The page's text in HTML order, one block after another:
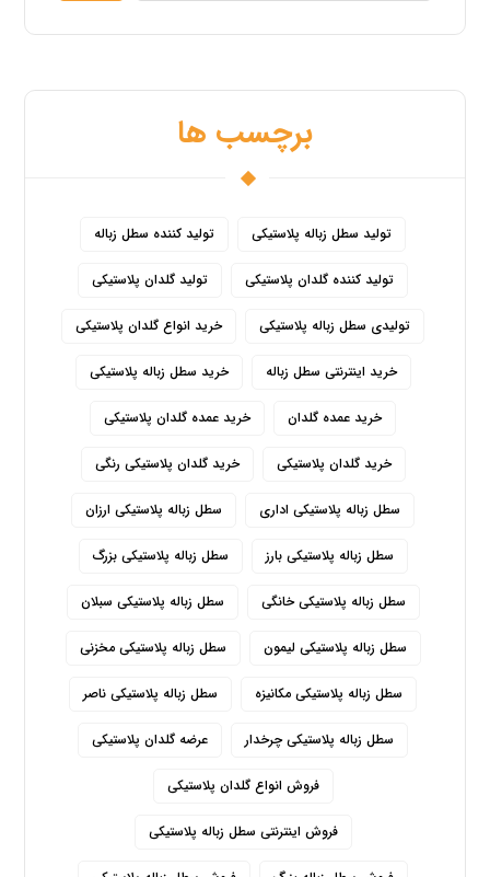
برچسب ها
تولید سطل زباله پلاستیکی تولید کننده سطل زباله
تولید کننده گلدان پلاستیکی تولید گلدان پلاستیکی
تولیدی سطل زباله پلاستیکی خرید انواع گلدان پلاستیکی
خرید اینترنتی سطل زباله خرید سطل زباله پلاستیکی
خرید عمده گلدان خرید عمده گلدان پلاستیکی
خرید گلدان پلاستیکی خرید گلدان پلاستیکی رنگی
سطل زباله پلاستیکی اداری سطل زباله پلاستیکی ارزان
سطل زباله پلاستیکی بارز سطل زباله پلاستیکی بزرگ
سطل زباله پلاستیکی خانگی سطل زباله پلاستیکی سبلان
سطل زباله پلاستیکی لیمون سطل زباله پلاستیکی مخزنی
سطل زباله پلاستیکی مکانیزه سطل زباله پلاستیکی ناصر
سطل زباله پلاستیکی چرخدار عرضه گلدان پلاستیکی
فروش انواع گلدان پلاستیکی
فروش اینترنتی سطل زباله پلاستیکی